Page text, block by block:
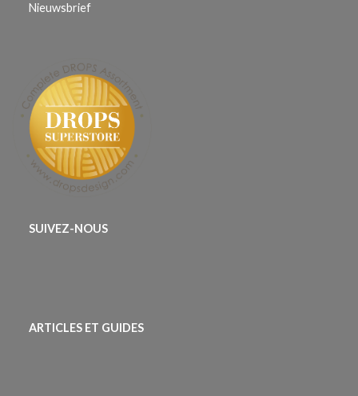
Nieuwsbrief
SUIVEZ-NOUS
ARTICLES ET GUIDES